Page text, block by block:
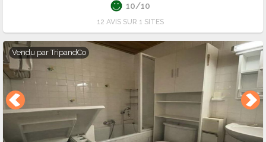
10/10
12 AVIS SUR 1 SITES
Vendu parTripandCo